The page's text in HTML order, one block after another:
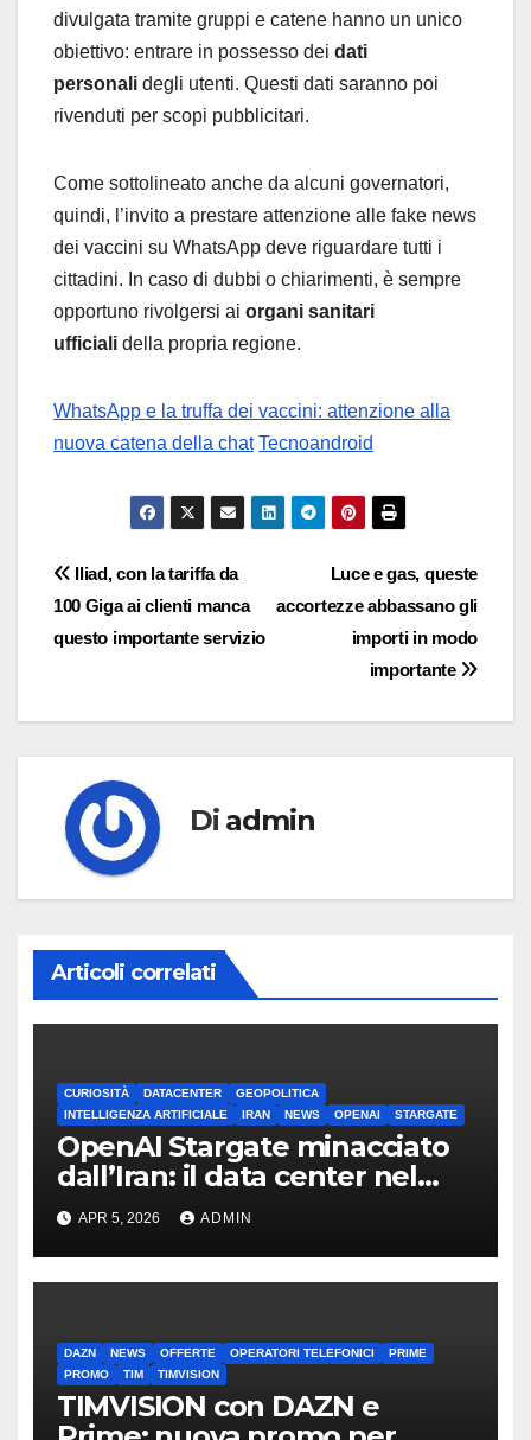
divulgata tramite gruppi e catene hanno un unico
obiettivo: entrare in possesso dei dati
personali degli utenti. Questi dati saranno poi
rivenduti per scopi pubblicitari.
Come sottolineato anche da alcuni governatori,
quindi, l’invito a prestare attenzione alle fake news
dei vaccini su WhatsApp deve riguardare tutti i
cittadini. In caso di dubbi o chiarimenti, è sempre
opportuno rivolgersi ai organi sanitari
ufficiali della propria regione.
WhatsApp e la truffa dei vaccini: attenzione alla
nuova catena della chat Tecnoandroid
Navigazione
articoli
Luce e gas, queste
accortezze abbassano gli
importi in modo
importante
Iliad, con la tariffa da
100 Giga ai clienti manca
questo importante servizio
Di admin
Articoli correlati
CURIOSITÀ DATACENTER
GEOPOLITICA
INTELLIGENZA ARTIFICIALE
IRAN NEWS OPENAI STARGATE
OpenAI Stargate minacciato
dall’Iran: il data center nel
mirino
APR 5, 2026 ADMIN
DAZN NEWS OFFERTE OPERATORI TELEFONICI
PRIME
PROMO
TIM TIMVISION
TIMVISION con DAZN e